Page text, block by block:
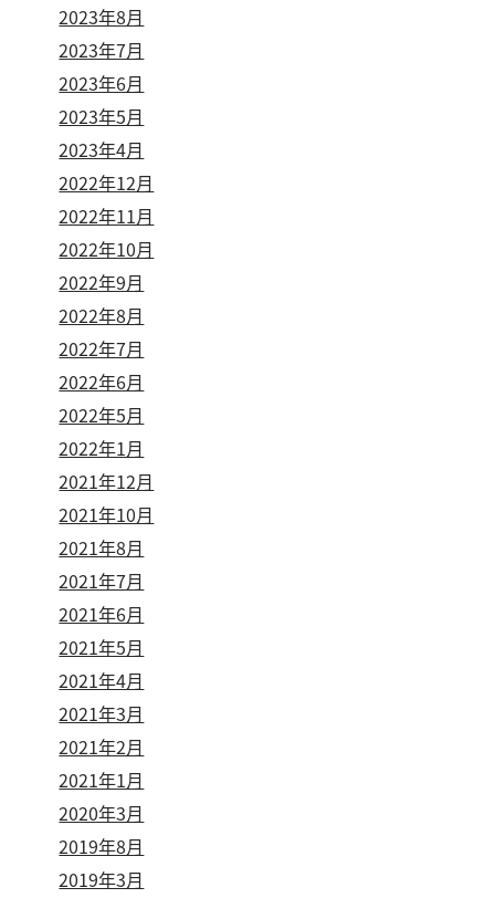
2023年8月
2023年7月
2023年6月
2023年5月
2023年4月
2022年12月
2022年11月
2022年10月
2022年9月
2022年8月
2022年7月
2022年6月
2022年5月
2022年1月
2021年12月
2021年10月
2021年8月
2021年7月
2021年6月
2021年5月
2021年4月
2021年3月
2021年2月
2021年1月
2020年3月
2019年8月
2019年3月